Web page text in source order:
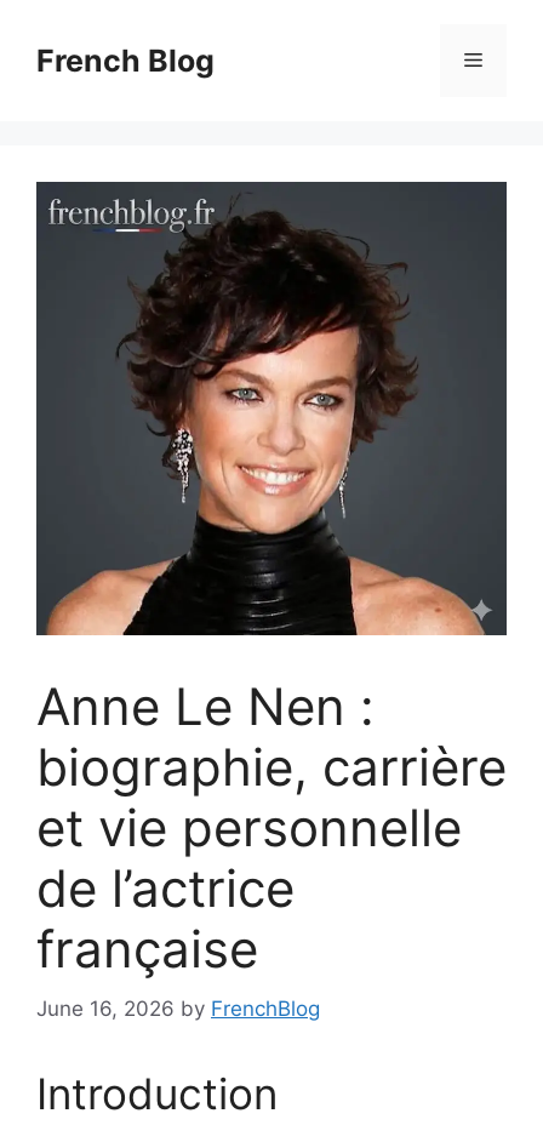
contentFrench Blog Menu
Anne Le Nen :
biographie, carrière
et vie personnelle
de l’actrice
française
June 16, 2026 by FrenchBlog
Introduction